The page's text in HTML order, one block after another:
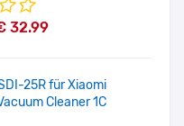
32.99
25R für Xiaomi
Cleaner 1C